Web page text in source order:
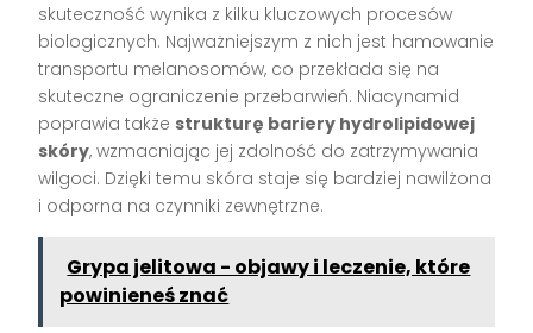
skuteczność wynika z kilku kluczowych procesów
biologicznych. Najważniejszym z nich jest hamowanie
transportu melanosomów, co przekłada się na
skuteczne ograniczenie przebarwień. Niacynamid
poprawia także strukturę bariery hydrolipidowej
skóry, wzmacniając jej zdolność do zatrzymywania
wilgoci. Dzięki temu skóra staje się bardziej nawilżona
i odporna na czynniki zewnętrzne.
Grypa jelitowa - objawy i leczenie, które
powinieneś znać